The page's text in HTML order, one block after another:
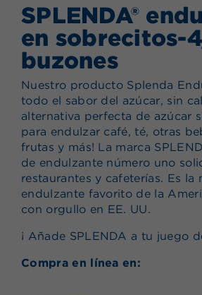
SPLENDA®
en sobrecitos-
buzones
Nuestro producto Splenda
todo el sabor del azúcar, sin
alternativa perfecta de azúcar
para endulzar café, té, otras
frutas y más! La marca
de endulzante número uno
restaurantes y cafeterías. Es la
endulzante favorito de la
con orgullo en EE. UU.
¡ Añade SPLENDA a tu juego
Compra en línea en: